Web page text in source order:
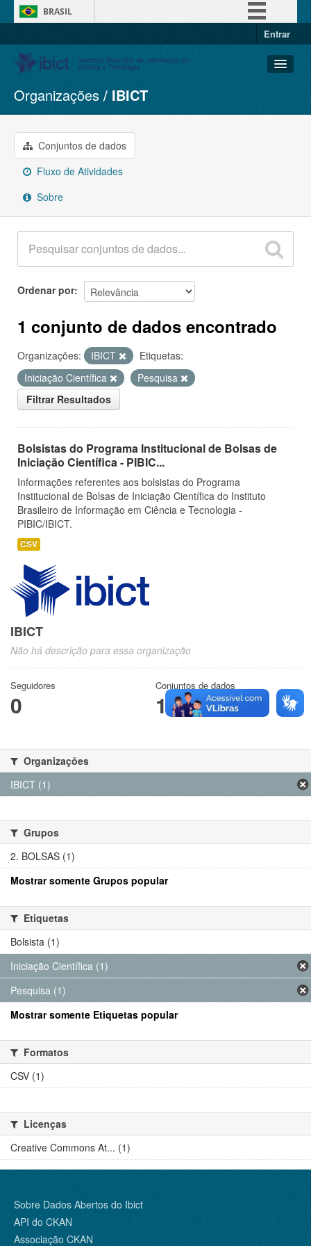
BRASIL
Entrar
Conjuntos de dados
Organizações
Grupos
Sobre
Organizações IBICT
Conjuntos de dados
Fluxo de Atividades
Sobre
Ordenar por
1 conjunto de dados encontrado
Organizações: IBICT
Etiquetas:
Iniciação Científica
Pesquisa
Filtrar Resultados
Bolsistas do Programa Institucional de Bolsas de
Iniciação Científica - PIBIC...
Informações referentes aos bolsistas do Programa
Institucional de Bolsas de Iniciação Científica do Instituto
Brasileiro de Informação em Ciência e Tecnologia -
PIBIC/IBICT.
CSV
IBICT
Não há descrição para essa organização
Seguidores
0
Conjuntos de dados
1
Organizações
IBICT (1)
Grupos
2. BOLSAS (1)
Mostrar somente Grupos popular
Etiquetas
Bolsista (1)
Iniciação Científica (1)
Pesquisa (1)
Mostrar somente Etiquetas popular
Formatos
CSV (1)
Licenças
Creative Commons At... (1)
Sobre Dados Abertos do Ibict
API do CKAN
Associação CKAN